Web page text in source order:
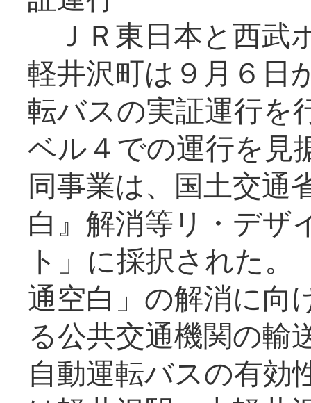
ＪＲ東日本と西武
軽井沢町は９月６日
転バスの実証運行を
ベル４での運行を見
同事業は、国土交通
白』解消等リ・デザ
ト」に採択された
通空白」の解消に向
る公共交通機関の輸
自動運転バスの有効